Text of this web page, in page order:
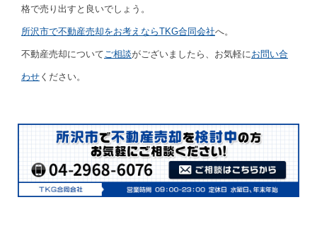
格で売り出すと良いでしょう。
所沢市で不動産売却をお考えならTKG合同会社へ。
不動産売却について ご相談がございましたら、お気軽に お問い合
わせ ください。